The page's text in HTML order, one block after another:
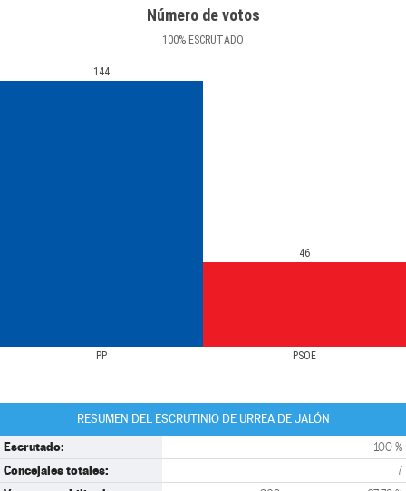
Número de votos
100% ESCRUTADO
PP PSOE
144
46
RESUMEN DEL ESCRUTINIO DE URREA DE JALÓN
Escrutado: 100 %
Concejales totales: 7